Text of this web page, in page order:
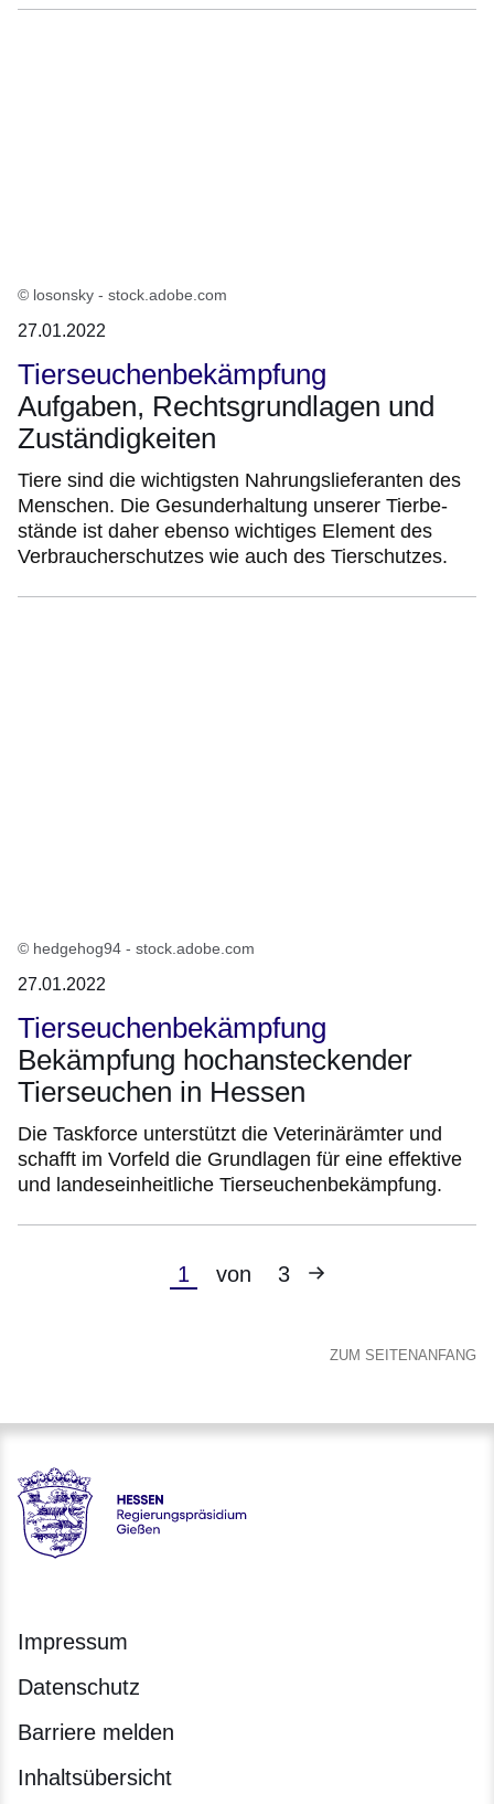
© losonsky - stock.adobe.com
27.01.2022
Tierseuchenbekämpfung
Aufgaben, Rechtsgrundlagen und
Zuständigkeiten
Tiere sind die wichtigsten Nahrungslieferanten des
Menschen. Die Gesunderhaltung unserer Tierbe­
stände ist daher ebenso wichtiges Element des
Verbraucherschutzes wie auch des Tierschutzes.
© hedgehog94 - stock.adobe.com
27.01.2022
Tierseuchenbekämpfung
Bekämpfung hochansteckender
Tierseuchen in Hessen
Die Taskforce unterstützt die Veterinärämter und
schafft im Vorfeld die Grundlagen für eine effektive
und landeseinheitliche Tierseuchenbekämpfung.
Aktuelle
1 von 3
Nächste
ZUM SEITENANFANG
Hessen - Regierungspräsidium Gießen
Impressum
Datenschutz
Barriere melden
Inhaltsübersicht